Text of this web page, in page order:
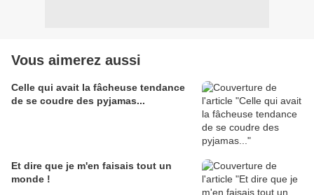
Vous aimerez aussi
Celle qui avait la fâcheuse tendance
de se coudre des pyjamas...
Et dire que je m'en faisais tout un
monde !